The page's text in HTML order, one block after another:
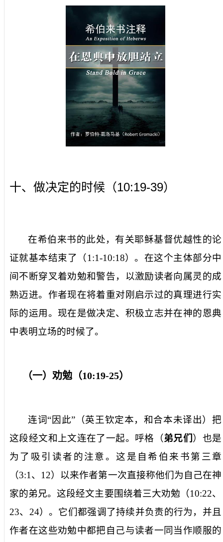
十、做决定的时候（10:19-39）
在希伯来书的此处，有关耶稣基督优越性的论
证就基本结束了（1:1-10:18）。在这个主体部分中
间不断穿叉着劝勉和警告，以激励读者向属灵的成
熟迈进。作者现在将着重对刚启示过的真理进行实
际的运用。现在是做决定、积极立志并在神的恩典
中表明立场的时候了。
（一）劝勉（10:19-25）
连词“因此”（英王钦定本，和合本未译出）把
这段经文和上文连在了一起。呼格（弟兄们）也是
为了吸引读者的注意。这是自希伯来书第三章
（3:1 、 12）以来作者第一次直接称他们为自己在神
家的弟兄。这段经文主要围绕着三大劝勉（10:22、
23、 24）。它们都强调了持续并负责的行为，并且
作者在这些劝勉中都把自己与读者一同当作顺服的